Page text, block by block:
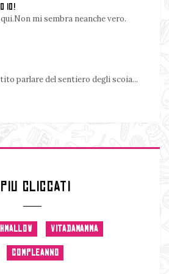
IO!
mi sembra neanche vero.
parlare del sentiero degli scoia...
CLICCATI
VITADAMAMMA
COMPLEANNO